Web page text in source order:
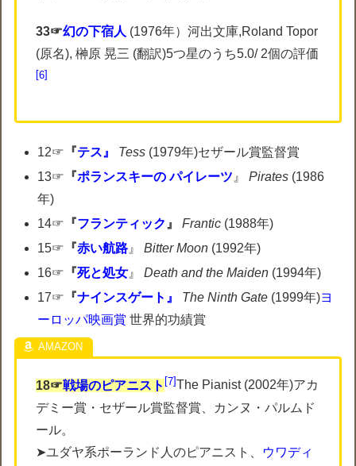
33☞幻の下宿人 (1976年）河出文庫,Roland Topor
(原名), 榊原 晃三 (翻訳)5つ星のうち5.0/ 2個の評価
6
12☞ 『テス』 Tess (1979年)セザール賞監督賞
13☞ 『ポランスキーの パイレーツ 』Pirates (1986
年)
14☞ 『フランティック 』 Frantic (1988年)
15☞ 『赤い航路 』Bitter Moon (1992年)
16☞ 『死と処女 』Death and the Maiden (1994年)
17☞ 『ナインスゲート』 The Ninth Gate (1999年)ヨ
ーロッパ映画賞 世界的功績賞
18☞戦場のピアニスト 7 The Pianist (2002年)アカ
デミー賞・セザール賞監督賞、カンヌ・パルムド
ール。
➤ユダヤ系ポーランド人のピアニスト、
ウワディ